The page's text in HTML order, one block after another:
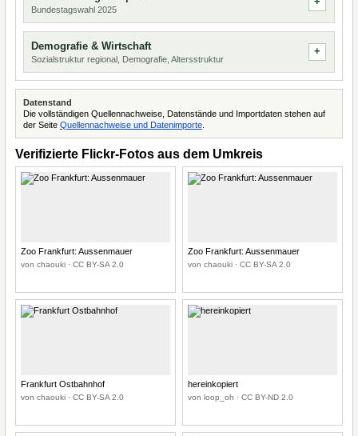
Bundestagswahl 2025
Demografie & Wirtschaft
Sozialstruktur regional, Demografie, Altersstruktur
Datenstand
Die vollständigen Quellennachweise, Datenstände und Importdaten stehen auf
der Seite Quellennachweise und Datenimporte
Verifizierte Flickr-Fotos aus dem Umkreis
Zoo Frankfurt: Aussenmauer
von chaouki · CC BY-SA 2.0
Zoo Frankfurt: Aussenmauer
von chaouki · CC BY-SA 2.0
Frankfurt Ostbahnhof
von chaouki · CC BY-SA 2.0
hereinkopiert
von loop_oh · CC BY-ND 2.0